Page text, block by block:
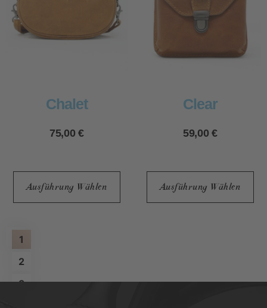
Chalet
75,00€
Ausführung Wählen
Clear
59,00€
Ausführung Wählen
1
2
3